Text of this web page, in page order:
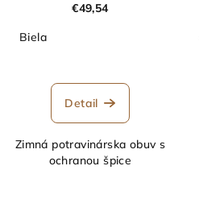
€49,54
Biela
Detail
Zimná potravinárska obuv s
ochranou špice